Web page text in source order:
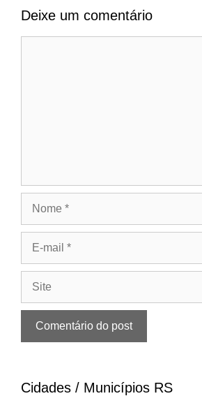
Deixe um comentário
mail
Cidades / Municípios RS